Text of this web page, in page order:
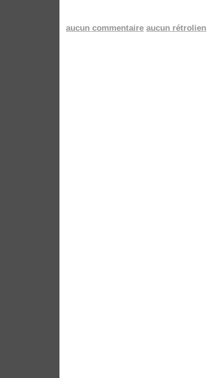
aucun commentaire aucun rétrolien